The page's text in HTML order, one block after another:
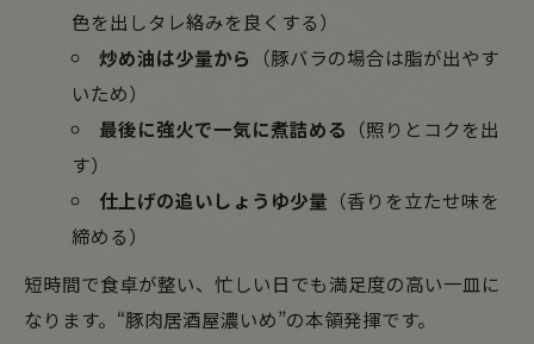
色を出しタレ絡みを良くする）
炒め油は少量から
（豚バラの場合は脂が出やす
いため）
最後に強火で一気に煮詰める （照りとコクを出
す）
仕上げの追いしょうゆ少量 （香りを立たせ味を
締める）
短時間で食卓が整い、忙しい日でも満足度の高い一皿に
なります。“豚肉居酒屋濃いめ”の本領発揮です。